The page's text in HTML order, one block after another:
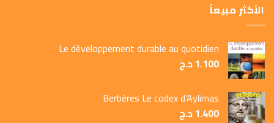
الأكثر مبيعاً
Le développement durable au quotidien
1.100د.ج
Berbères Le codex d’Aylimas
1.400د.ج